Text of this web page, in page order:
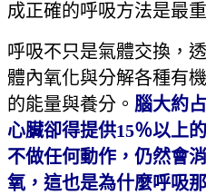
成正確的呼吸方法是最
呼吸不只是氣體交換，
體內氧化與分解各種有
的能量與養分。 腦大約
心臟卻得提供15％以上
不做任何動作，仍然會
氧，這也是為什麼呼吸